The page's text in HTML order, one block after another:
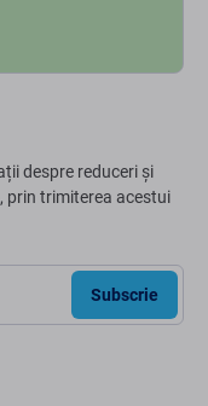
despre reduceri și
prin trimiterea acestui
Subscrie